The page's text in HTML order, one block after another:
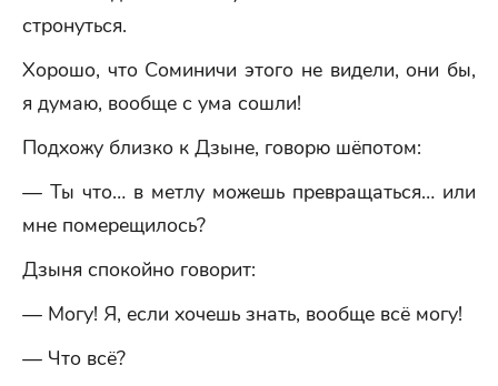
стронуться.
Хорошо, что Соминичи этого не видели, они бы,
я думаю, вообще с ума сошли!
Подхожу близко к Дзыне, говорю шёпотом:
— Ты что… в метлу можешь превращаться… или
мне померещилось?
Дзыня спокойно говорит:
— Могу! Я, если хочешь знать, вообще всё могу!
— Что всё?